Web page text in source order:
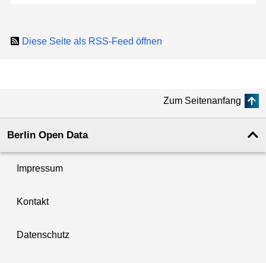
Diese Seite als RSS-Feed öffnen
Zum Seitenanfang
Berlin Open Data
Impressum
Kontakt
Datenschutz